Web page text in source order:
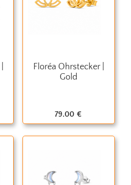
Floréa Ohrstecker |
Gold
79.00 €